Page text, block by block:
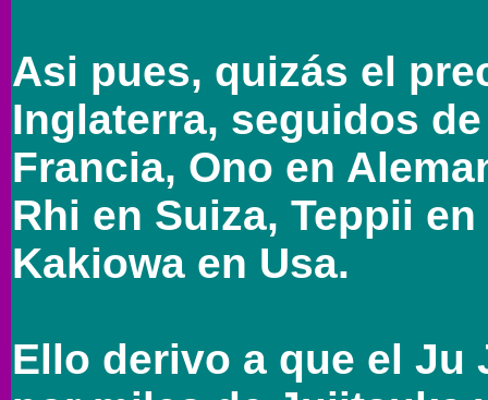
Asi pues, quizás el
Inglaterra, seguidos
Francia, Ono en
Rhi en Suiza, Teppii
Kakiowa en Usa.
Ello derivo a que el